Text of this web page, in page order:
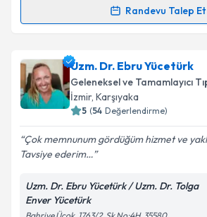
Randevu Talep Et
takvim hazırlandığında e-posta ile
E-posta Adresiniz
kapsamda işlenmesini kabul
Uzm. Dr. Ebru Yücetürk
Geleneksel ve Tamamlayıcı
İzmir, Karşıyaka
5 (54 Değerlendirme)
Çok memnunum gördüğüm hizmet ve
Tavsiye ederim…
Uzm. Dr. Ebru Yücetürk / Uzm. Dr. Tolga
Enver Yücetürk